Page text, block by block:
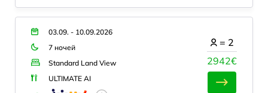
03.09. - 10.09.2026
7 ночей
Standard Land View
ULTIMATE AI
2942€
= 2